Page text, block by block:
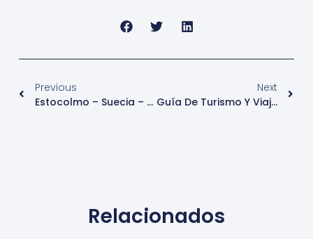
Previous
Estocolmo – Suecia – Turismo
Next
Guía De Turismo Y Viaje De Cerdeña – Italia
Relacionados